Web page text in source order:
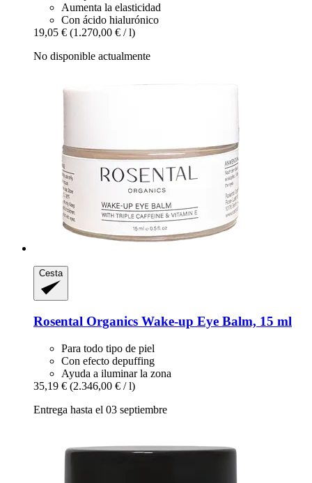
Aumenta la elasticidad
Con ácido hialurónico
19,05 € (1.270,00 € / l)
No disponible actualmente
Cesta
Rosental Organics Wake-​up Eye Balm, 15 ml
Para todo tipo de piel
Con efecto depuffing
Ayuda a iluminar la zona
35,19 € (2.346,00 € / l)
Entrega hasta el 03 septiembre